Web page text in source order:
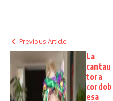
Previous Article
La
cantau
tora
cordob
esa